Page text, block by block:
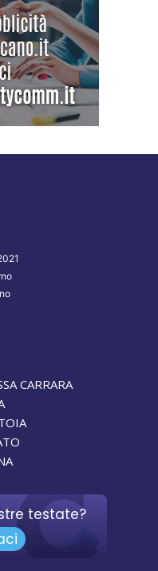
CARRARA
testate?